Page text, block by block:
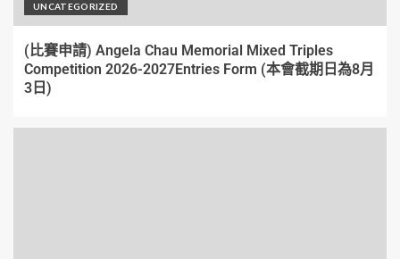
UNCATEGORIZED
(比賽申請) Angela Chau Memorial Mixed Triples
Competition 2026-2027Entries Form (本會截期日為8月
3日)